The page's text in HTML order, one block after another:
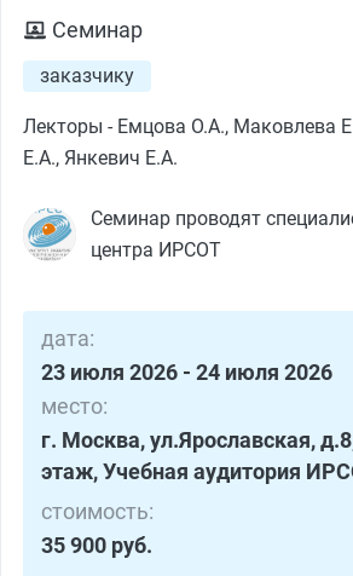
Семинар
заказчику
Лекторы - Емцова О.А., Маковлева
Е.А., Янкевич Е.А.
Семинар проводят
центра ИРСОТ
дата:
23 июля 2026 - 24 июля 2026
место:
г. Москва, ул.Ярославская,
этаж, Учебная аудитория
стоимость:
35 900 руб.